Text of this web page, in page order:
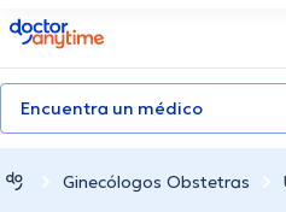
doctoranytime
Encuentra un médico
Ginecólogos Obstetras